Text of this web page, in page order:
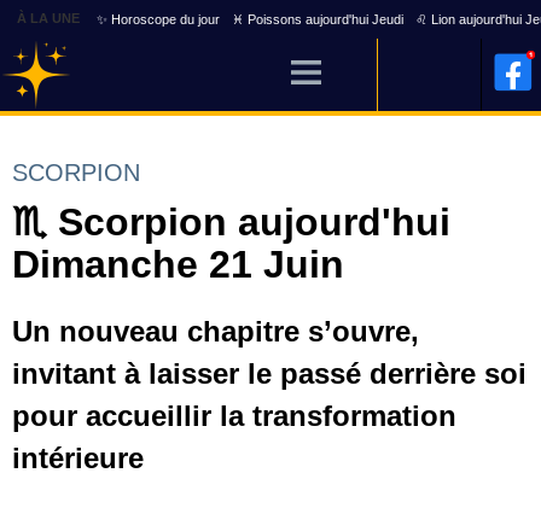
À LA UNE ✨ Horoscope du jour ♓ Poissons aujourd'hui Jeudi ♌ Lion aujourd'hui
SCORPION
♏ Scorpion aujourd'hui
Dimanche 21 Juin
Un nouveau chapitre s’ouvre,
invitant à laisser le passé derrière soi
pour accueillir la transformation
intérieure